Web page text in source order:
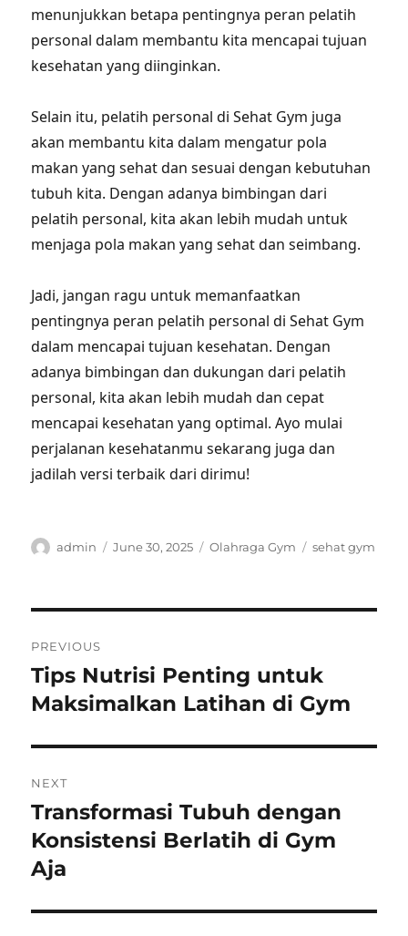
menunjukkan betapa pentingnya peran pelatih
personal dalam membantu kita mencapai tujuan
kesehatan yang diinginkan.
Selain itu, pelatih personal di Sehat Gym juga
akan membantu kita dalam mengatur pola
makan yang sehat dan sesuai dengan kebutuhan
tubuh kita. Dengan adanya bimbingan dari
pelatih personal, kita akan lebih mudah untuk
menjaga pola makan yang sehat dan seimbang.
Jadi, jangan ragu untuk memanfaatkan
pentingnya peran pelatih personal di Sehat Gym
dalam mencapai tujuan kesehatan. Dengan
adanya bimbingan dan dukungan dari pelatih
personal, kita akan lebih mudah dan cepat
mencapai kesehatan yang optimal. Ayo mulai
perjalanan kesehatanmu sekarang juga dan
jadilah versi terbaik dari dirimu!
Author
admin
Posted
June 30, 2025 Categories
Olahraga Gym Tags
sehat gym
navigation
PREVIOUS
Previous
post:
Tips Nutrisi Penting untuk
Maksimalkan Latihan di Gym
NEXT
Next
post:
Transformasi Tubuh dengan
Konsistensi Berlatih di Gym
Aja